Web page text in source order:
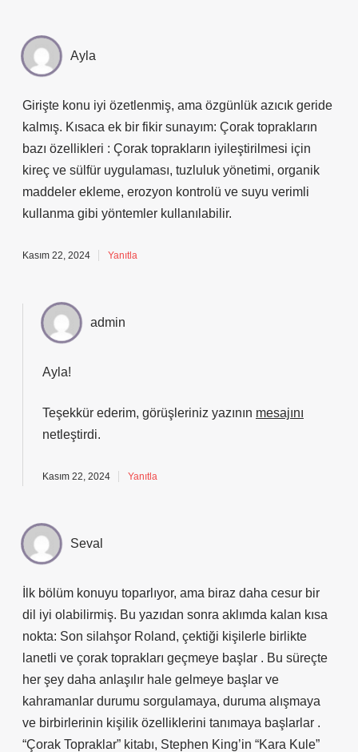
Ayla
Girişte konu iyi özetlenmiş, ama özgünlük azıcık geride
kalmış. Kısaca ek bir fikir sunayım: Çorak toprakların
bazı özellikleri : Çorak toprakların iyileştirilmesi için
kireç ve sülfür uygulaması, tuzluluk yönetimi, organik
maddeler ekleme, erozyon kontrolü ve suyu verimli
kullanma gibi yöntemler kullanılabilir.
Kasım 22, 2024 Yanıtla
admin
Ayla!
Teşekkür ederim, görüşleriniz yazının mesajını
netleştirdi.
Kasım 22, 2024 Yanıtla
Seval
İlk bölüm konuyu toparlıyor, ama biraz daha cesur bir
dil iyi olabilirmiş. Bu yazıdan sonra aklımda kalan kısa
nokta: Son silahşor Roland, çektiği kişilerle birlikte
lanetli ve çorak toprakları geçmeye başlar . Bu süreçte
her şey daha anlaşılır hale gelmeye başlar ve
kahramanlar durumu sorgulamaya, duruma alışmaya
ve birbirlerinin kişilik özelliklerini tanımaya başlarlar .
“Çorak Topraklar” kitabı, Stephen King’in “Kara Kule”